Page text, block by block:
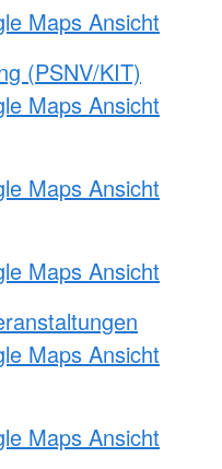
Maps Ansicht
(PSNV/KIT)
Maps Ansicht
Maps Ansicht
Maps Ansicht
Maps Ansicht
Maps Ansicht